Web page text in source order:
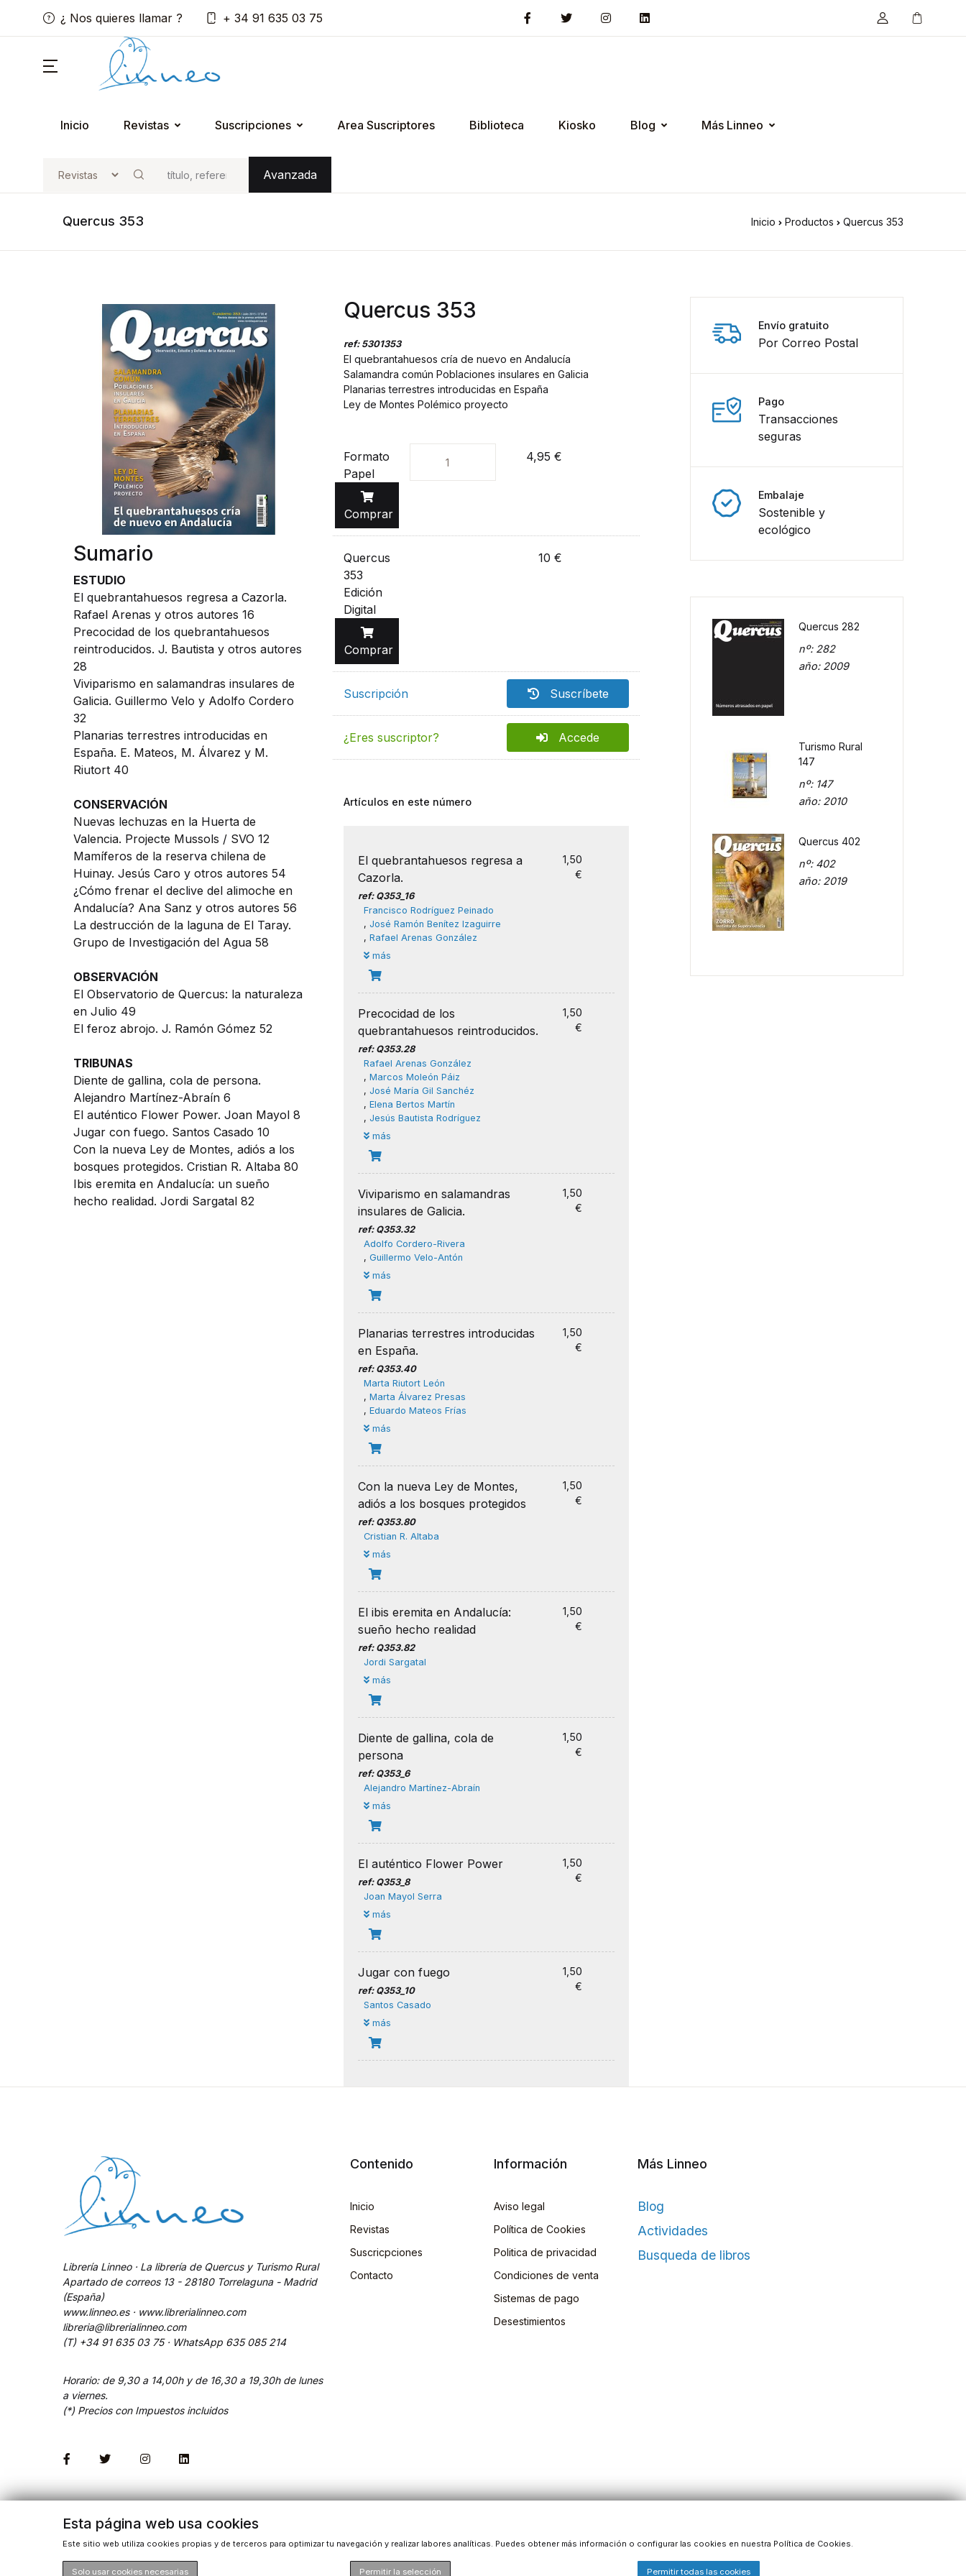
¿ Nos quieres llamar ? + 34 91 635 03 75
Inicio Revistas Suscripciones Area Suscriptores Biblioteca Kiosko Blog Más Linneo
Buscar
Avanzada
Quercus 353 Inicio Productos Quercus 353
Sumario
ESTUDIO
El quebrantahuesos regresa a Cazorla.
Rafael Arenas y otros autores 16
Precocidad de los quebrantahuesos
reintroducidos. J. Bautista y otros autores
28
Viviparismo en salamandras insulares de
Galicia. Guillermo Velo y Adolfo Cordero
32
Planarias terrestres introducidas en
España. E. Mateos, M. Álvarez y M.
Riutort 40
CONSERVACIÓN
Nuevas lechuzas en la Huerta de
Valencia. Projecte Mussols / SVO 12
Mamíferos de la reserva chilena de
Huinay. Jesús Caro y otros autores 54
¿Cómo frenar el declive del alimoche en
Andalucía? Ana Sanz y otros autores 56
La destrucción de la laguna de El Taray.
Grupo de Investigación del Agua 58
OBSERVACIÓN
El Observatorio de Quercus: la naturaleza
en Julio 49
El feroz abrojo. J. Ramón Gómez 52
TRIBUNAS
Diente de gallina, cola de persona.
Alejandro Martínez-Abraín 6
El auténtico Flower Power. Joan Mayol 8
Jugar con fuego. Santos Casado 10
Con la nueva Ley de Montes, adiós a los
bosques protegidos. Cristian R. Altaba 80
Ibis eremita en Andalucía: un sueño
hecho realidad. Jordi Sargatal 82
Quercus 353
ref: 5301353
El quebrantahuesos cría de nuevo en Andalucía
Salamandra común Poblaciones insulares en Galicia
Planarias terrestres introducidas en España
Ley de Montes Polémico proyecto
Formato
Papel
Unidades
4,95 €
Comprar
Quercus
353
Edición
Digital
10 €
Comprar
Suscripción Suscríbete
¿Eres suscriptor? Accede
Artículos en este número
El quebrantahuesos regresa a
Cazorla.
ref: Q353_16
Francisco Rodríguez Peinado
,José Ramón Benítez Izaguirre
,Rafael Arenas González
más
1,50
€
Precocidad de los
quebrantahuesos reintroducidos.
ref: Q353.28
Rafael Arenas González
,Marcos Moleón Páiz
,José María Gil Sanchéz
,Elena Bertos Martín
,Jesús Bautista Rodríguez
más
1,50
€
Viviparismo en salamandras
insulares de Galicia.
ref: Q353.32
Adolfo Cordero-Rivera
,Guillermo Velo-Antón
más
1,50
€
Planarias terrestres introducidas
en España.
ref: Q353.40
Marta Riutort León
,Marta Álvarez Presas
,Eduardo Mateos Frías
más
1,50
€
Con la nueva Ley de Montes,
adiós a los bosques protegidos
ref: Q353.80
Cristian R. Altaba
más
1,50
€
El ibis eremita en Andalucía:
sueño hecho realidad
ref: Q353.82
Jordi Sargatal
más
1,50
€
Diente de gallina, cola de
persona
ref: Q353_6
Alejandro Martínez-Abraín
más
1,50
€
El auténtico Flower Power
ref: Q353_8
Joan Mayol Serra
más
1,50
€
Jugar con fuego
ref: Q353_10
Santos Casado
más
1,50
€
Envío gratuito
Por Correo Postal
Pago
Transacciones
seguras
Embalaje
Sostenible y
ecológico
Quercus 282
nº: 282
año: 2009
Turismo Rural
147
nº: 147
año: 2010
Quercus 402
nº: 402
año: 2019
Librería Linneo · La librería de Quercus y Turismo Rural
Apartado de correos 13 - 28180 Torrelaguna - Madrid
(España)
www.linneo.es · www.librerialinneo.com
libreria@librerialinneo.com
(T) +34 91 635 03 75 · WhatsApp 635 085 214
Horario: de 9,30 a 14,00h y de 16,30 a 19,30h de lunes
a viernes.
(*) Precios con Impuestos incluidos
Contenido
Inicio
Revistas
Suscricpciones
Contacto
Información
Aviso legal
Política de Cookies
Politica de privacidad
Condiciones de venta
Sistemas de pago
Desestimientos
Más Linneo
Blog
Actividades
Busqueda de libros
Esta página web usa cookies
Este sitio web utiliza cookies propias y de terceros para optimizar tu navegación y realizar labores analíticas. Puedes obtener más información o configurar las cookies en nuestra Política de Cookies.
Solo usar cookies necesarias Permitir la selección Permitir todas las cookies